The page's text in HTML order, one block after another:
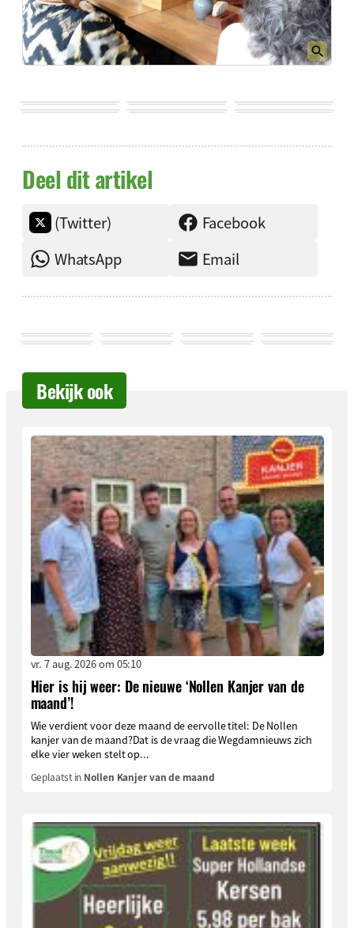
Deel dit artikel
(Twitter)
Facebook
WhatsApp
Email
Bekijk ook
vr. 7 aug. 2026 om 05:10
Hier is hij weer: De nieuwe ‘Nollen Kanjer van de
maand’!
Wie verdient voor deze maand de eervolle titel: De Nollen
kanjer van de maand?Dat is de vraag die Wegdamnieuws zich
elke vier weken stelt op...
Geplaatst in Nollen Kanjer van de maand